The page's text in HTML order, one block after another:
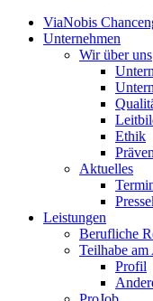
ViaNobis
Unternehmen
Wir über uns
Ethik
Aktuelles
Leistungen
Berufliche
Teilhabe am
Profil